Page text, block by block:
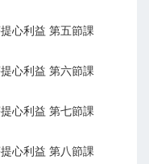
心利益 第五節課
心利益 第六節課
心利益 第七節課
心利益 第八節課